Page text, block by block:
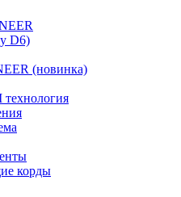
D6)
(новинка)
корды